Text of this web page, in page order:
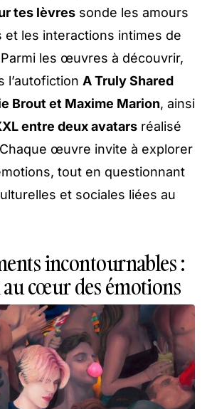
tes lèvres sonde les amours
et les interactions intimes de
les œuvres à découvrir,
l’autofiction A Truly Shared
Brout et Maxime Marion, ainsi
entre deux avatars réalisé
œuvre invite à explorer
tout en questionnant
et sociales liées au
incontournables :
cœur des émotions